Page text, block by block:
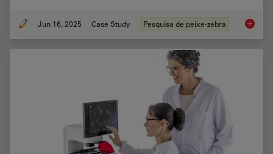
Jun 16, 2025 Case Study Pesquisa de peixe-zebra